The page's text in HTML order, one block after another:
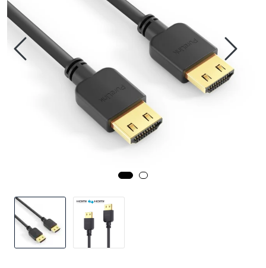
AKTUELT
BRUKT
SAMTALEROM